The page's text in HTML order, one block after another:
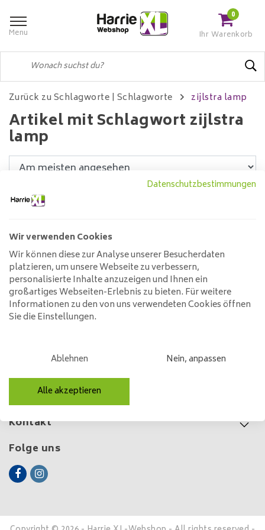
Menu
0
Ihr Warenkorb
Zurück zu Schlagworte | Schlagworte zijlstra lamp
Artikel mit Schlagwort zijlstra
lamp
Tischleuchte Cantilever
Bernsteinglas
49,00
Kategorien
Kontakt
Folge uns
Datenschutzbestimmungen
Wir verwenden Cookies
Wir können diese zur Analyse unserer Besucherdaten
platzieren, um unsere Webseite zu verbessern,
personalisierte Inhalte anzuzeigen und Ihnen ein
großartiges Webseiten-Erlebnis zu bieten. Für weitere
Informationen zu den von uns verwendeten Cookies öffnen
Sie die Einstellungen.
Ablehnen Nein, anpassen
Alle akzeptieren